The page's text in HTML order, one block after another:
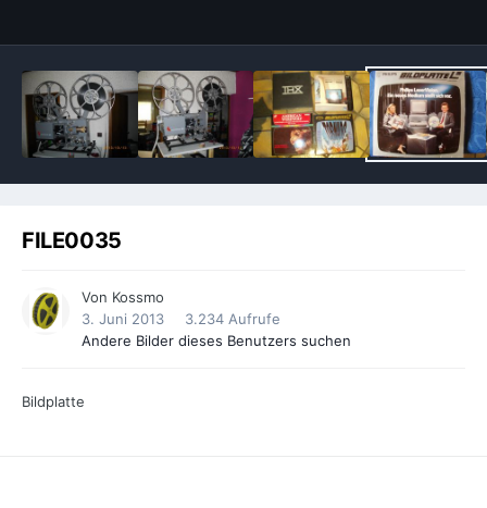
FILE0035
Von Kossmo
3. Juni 2013
3.234 Aufrufe
Andere Bilder dieses Benutzers suchen
Bildplatte